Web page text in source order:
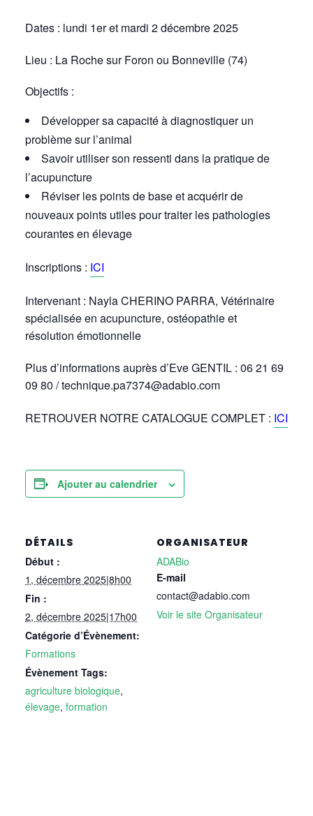
Dates : lundi 1er et mardi 2 décembre 2025
Lieu : La Roche sur Foron ou Bonneville (74)
Objectifs :
Développer sa capacité à diagnostiquer un
problème sur l’animal
Savoir utiliser son ressenti dans la pratique de
l’acupuncture
Réviser les points de base et acquérir de
nouveaux points utiles pour traiter les pathologies
courantes en élevage
Inscriptions : ICI
Intervenant : Nayla CHERINO PARRA, Vétérinaire
spécialisée en acupuncture, ostéopathie et
résolution émotionnelle
Plus d’informations auprès d’Eve GENTIL : 06 21 69
09 80 / technique.pa7374@adabio.com
RETROUVER NOTRE CATALOGUE COMPLET : ICI
Ajouter au calendrier
DÉTAILS
Début :
1, décembre 2025|8h00
Fin :
2, décembre 2025|17h00
Catégorie d’Évènement:
Formations
Évènement Tags:
agriculture biologique,
élevage, formation
ORGANISATEUR
ADABio
E-mail
contact@adabio.com
Voir le site Organisateur